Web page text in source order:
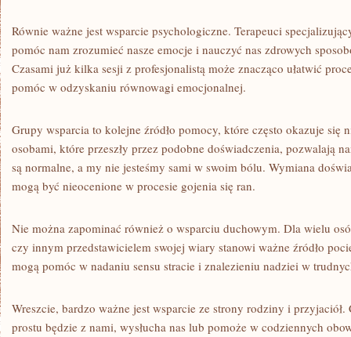
Równie ważne jest wsparcie psychologiczne. Terapeuci
pomóc nam zrozumieć nasze emocje i nauczyć nas zdrowych
Czasami już kilka sesji z profesjonalistą może znacząco ułatwić
pomóc w odzyskaniu równowagi emocjonalnej.
Grupy wsparcia to kolejne źródło pomocy, które często okazuje się
osobami, które przeszły przez podobne doświadczenia, pozwalają
są normalne, a my nie jesteśmy sami w swoim bólu. Wymiana
mogą być nieocenione w procesie gojenia się ran.
Nie można zapominać również o wsparciu duchowym. Dla wielu
czy innym przedstawicielem swojej wiary stanowi ważne źródło
mogą pomóc w nadaniu sensu stracie i znalezieniu nadziei w
Wreszcie, bardzo ważne jest wsparcie ze strony rodziny i
prostu będzie z nami, wysłucha nas lub pomoże w codziennych